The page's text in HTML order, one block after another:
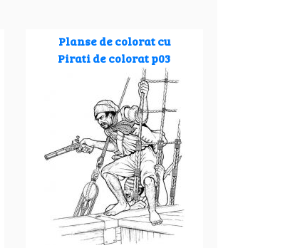
Planse de colorat cu
Pirati de colorat p03